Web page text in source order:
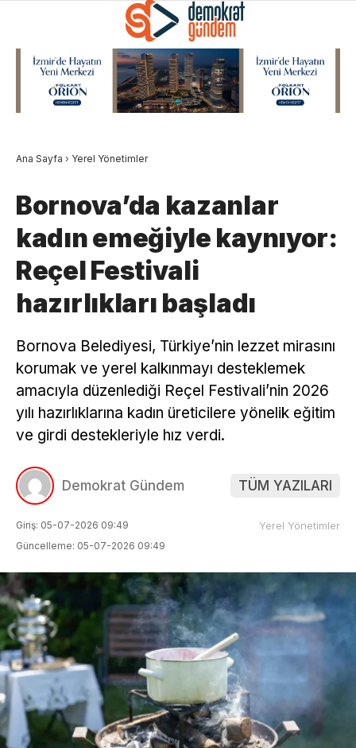
Ana Sayfa › Yerel Yönetimler
Bornova’da kazanlar
kadın emeğiyle kaynıyor:
Reçel Festivali
hazırlıkları başladı
Bornova Belediyesi, Türkiye’nin lezzet mirasını
korumak ve yerel kalkınmayı desteklemek
amacıyla düzenlediği Reçel Festivali’nin 2026
yılı hazırlıklarına kadın üreticilere yönelik eğitim
ve girdi destekleriyle hız verdi.
Demokrat Gündem TÜM YAZILARI
Giriş: 05-07-2026 09:49
Güncelleme: 05-07-2026 09:49
Yerel Yönetimler